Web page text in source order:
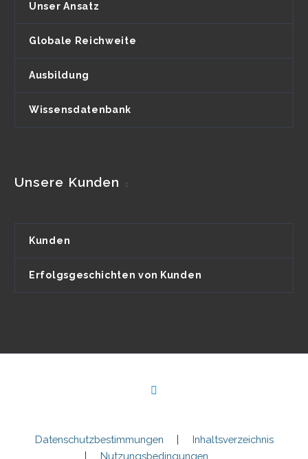
Unser Ansatz
Globale Reichweite
Ausbildung
Wissensdatenbank
Unsere Kunden
Kunden
Erfolgsgeschichten von Kunden
Datenschutzbestimmungen
Inhaltsverzeichnis
Nutzungsbedingungen